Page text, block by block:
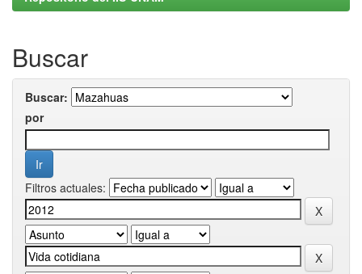
Buscar
Buscar:
por
Filtros actuales: